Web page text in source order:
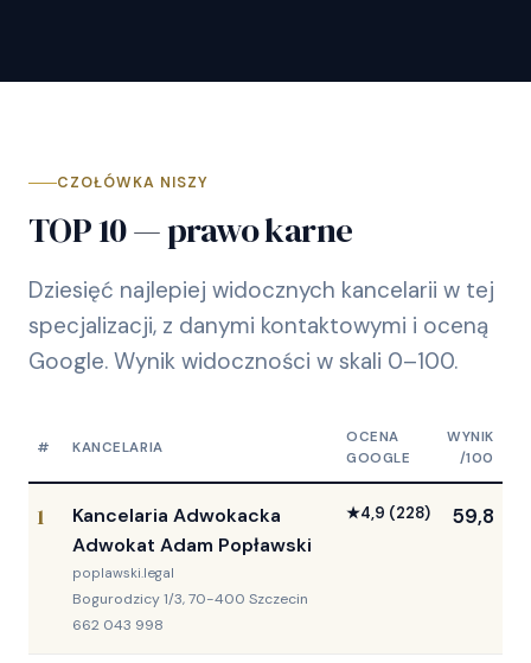
CZOŁÓWKA NISZY
TOP 10 — prawo karne
Dziesięć najlepiej widocznych kancelarii w tej
specjalizacji, z danymi kontaktowymi i oceną
Google. Wynik widoczności w skali 0–100.
# KANCELARIA
OCENA
GOOGLE
WYNIK
/100
1
Kancelaria Adwokacka
Adwokat Adam Popławski
poplawski.legal
Bogurodzicy 1/3, 70-400 Szczecin
662 043 998
★4,9 (228) 59,8